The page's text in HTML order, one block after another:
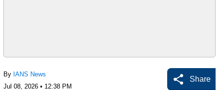
By IANS News
Jul 08, 2026 • 12:38 PM
Share